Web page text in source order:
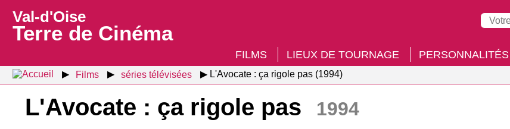
Val-d'Oise
Terre de Cinéma
FILMS LIEUX DE TOURNAGE PERSONNALITÉS
Films séries télévisées L'Avocate : ça rigole pas (1994)
L'Avocate : ça rigole pas 1994